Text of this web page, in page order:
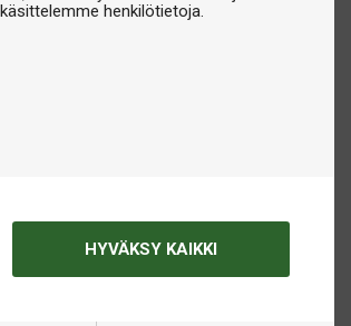
HYVÄKSY KAIKKI